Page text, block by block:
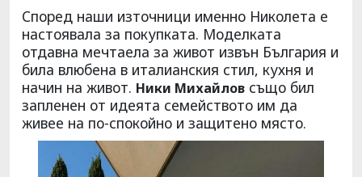
Според наши източници именно Николета е
настоявала за покупката. Моделката
отдавна мечтаела за живот извън България и
била влюбена в италианския стил, кухня и
начин на живот. Ники Михайлов също бил
запленен от идеята семейството им да
живее на по-спокойно и защитено място.